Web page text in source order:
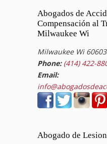
Abogados de
Compensación al
Milwaukee Wi
Milwaukee Wi 60603
Phone: (414) 422-
Email:
Abogado de